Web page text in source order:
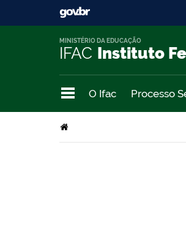
IFAC Instituto
MINISTÉRIO DA EDUCAÇÃO
O Ifac Processo